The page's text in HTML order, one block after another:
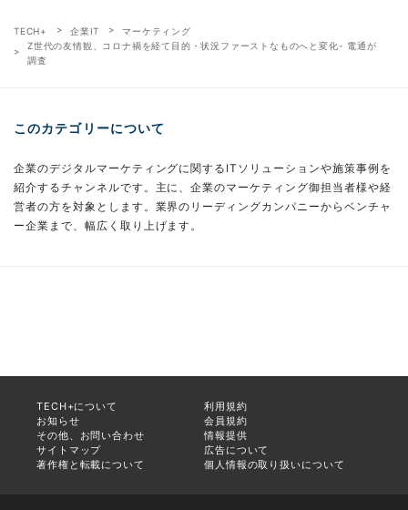
TECH+ 企業IT
マーケティング
Z世代の友情観、コロナ禍を経て目的・状況ファーストなものへと変化- 電通が
調査
このカテゴリーについて
企業のデジタルマーケティングに関するITソリューションや施策事例を
紹介するチャンネルです。主に、企業のマーケティング御担当者様や経
営者の方を対象とします。業界のリーディングカンパニーからベンチャ
ー企業まで、幅広く取り上げます。
TECH+について
利用規約
お知らせ
会員規約
その他、お問い合わせ
情報提供
サイトマップ
広告について
著作権と転載について
個人情報の取り扱いについて